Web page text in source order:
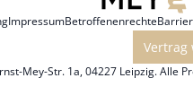
ImpressumBetroffenenrechte
Vertrag
Mey-Str. 1a, 04227 Leipzig. Alle